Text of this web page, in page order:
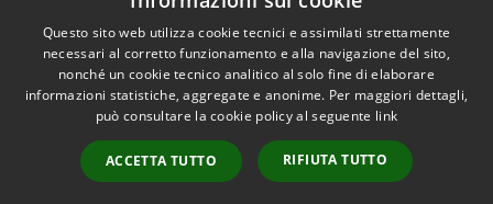
RSS
Accessibilità
Copyright © 2026 • Comune di
Municipium•
Accesso
redazione
Questo sito web utilizza cookie tecnici e assimilati strettamente
necessari al corretto funzionamento e alla navigazione del sito,
nonché un cookie tecnico analitico al solo fine di elaborare
informazioni statistiche, aggregate e anonime. Per maggiori dettagli,
può consultare la cookie policy al seguente link
ACCETTA TUTTO RIFIUTA TUTTO